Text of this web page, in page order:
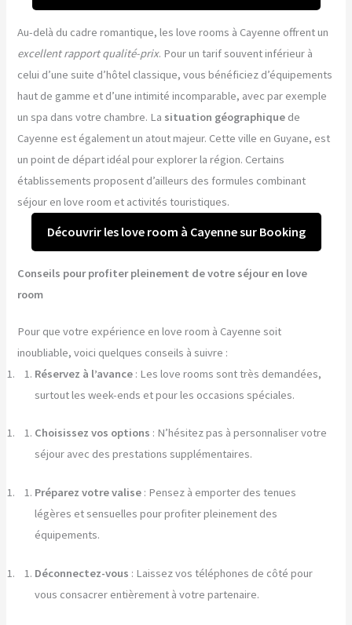
Au-delà du cadre romantique, les love rooms à Cayenne offrent un
excellent rapport qualité-prix. Pour un tarif souvent inférieur à
celui d’une suite d’hôtel classique, vous bénéficiez d’équipements
haut de gamme et d’une intimité incomparable, avec par exemple
un spa dans votre chambre. La situation géographique de
Cayenne est également un atout majeur. Cette ville en Guyane, est
un point de départ idéal pour explorer la région. Certains
établissements proposent d’ailleurs des formules combinant
séjour en love room et activités touristiques.
Découvrir les love room à Cayenne sur Booking
Conseils pour profiter pleinement de votre séjour en love
room
Pour que votre expérience en love room à Cayenne soit
inoubliable, voici quelques conseils à suivre :
Réservez à l’avance : Les love rooms sont très demandées,
surtout les week-ends et pour les occasions spéciales.
Choisissez vos options : N’hésitez pas à personnaliser votre
séjour avec des prestations supplémentaires.
Préparez votre valise : Pensez à emporter des tenues
légères et sensuelles pour profiter pleinement des
équipements.
Déconnectez-vous : Laissez vos téléphones de côté pour
vous consacrer entièrement à votre partenaire.